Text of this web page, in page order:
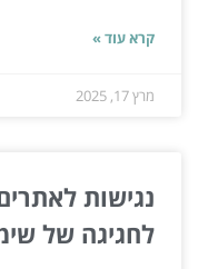
קרא עוד »
מרץ 17, 2025
נגישות
לחגיגה של